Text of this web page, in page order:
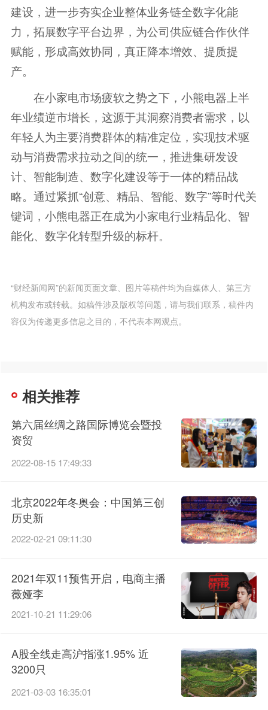
建设，进一步夯实企业整体业务链全数字化能
力，拓展数字平台边界，为公司供应链合作伙伴
赋能，形成高效协同，真正降本增效、提质提
产。
在小家电市场疲软之势之下，小熊电器上半
年业绩逆市增长，这源于其洞察消费者需求，以
年轻人为主要消费群体的精准定位，实现技术驱
动与消费需求拉动之间的统一，推进集研发设
计、智能制造、数字化建设等于一体的精品战
略。通过紧抓“创意、精品、智能、数字”等时代关
键词，小熊电器正在成为小家电行业精品化、智
能化、数字化转型升级的标杆。
“财经新闻网”的新闻页面文章、图片等稿件均为自媒体人、第三方
机构发布或转载。如稿件涉及版权等问题，请与我们联系，稿件内
容仅为传递更多信息之目的，不代表本网观点。
相关推荐
第六届丝绸之路国际博览会暨投
资贸
2022-08-15 17:49:33
北京2022年冬奥会：中国第三创
历史新
2022-02-21 09:11:30
2021年双11预售开启，电商主播
薇娅李
2021-10-21 11:29:06
A股全线走高沪指涨1.95% 近
3200只
2021-03-03 16:35:01